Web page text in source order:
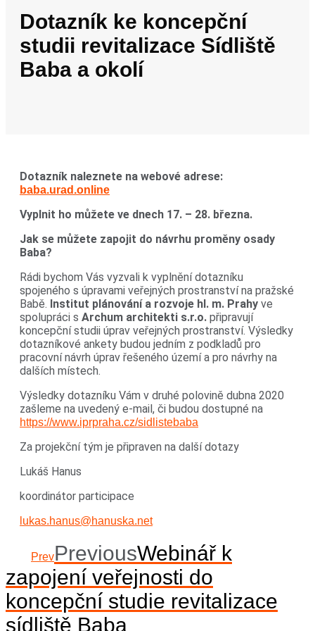
Dotazník ke koncepční
studii revitalizace Sídliště
Baba a okolí
Dotazník naleznete na webové adrese:
baba.urad.online
Vyplnit ho můžete ve dnech 17. – 28. března.
Jak se můžete zapojit do návrhu proměny osady
Baba?
Rádi bychom Vás vyzvali k vyplnění dotazníku
spojeného s úpravami veřejných prostranství na pražské
Babě. Institut plánování a rozvoje hl. m. Prahy ve
spolupráci s Archum architekti s.r.o. připravují
koncepční studii úprav veřejných prostranství. Výsledky
dotazníkové ankety budou jedním z podkladů pro
pracovní návrh úprav řešeného území a pro návrhy na
dalších místech.
Výsledky dotazníku Vám v druhé polovině dubna 2020
zašleme na uvedený e-mail, či budou dostupné na
https://www.iprpraha.cz/sidlistebaba
Za projekční tým je připraven na další dotazy
Lukáš Hanus
koordinátor participace
lukas.hanus@hanuska.net
PrevPreviousWebinář k
zapojení veřejnosti do
koncepční studie revitalizace
sídliště Baba